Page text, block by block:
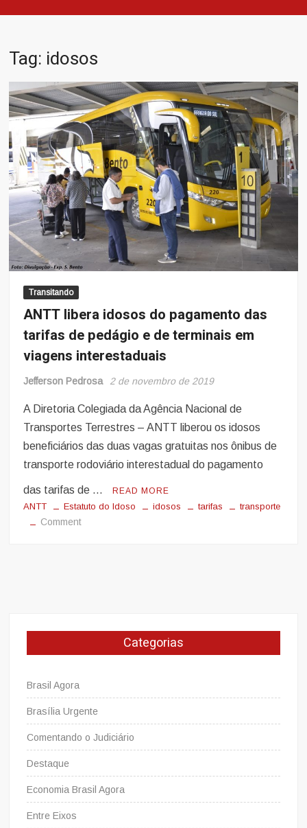
Tag: idosos
Transitando
ANTT libera idosos do pagamento das
tarifas de pedágio e de terminais em
viagens interestaduais
Jefferson Pedrosa 2 de novembro de 2019
A Diretoria Colegiada da Agência Nacional de
Transportes Terrestres – ANTT liberou os idosos
beneficiários das duas vagas gratuitas nos ônibus de
transporte rodoviário interestadual do pagamento
das tarifas de … READ MORE
ANTT Estatuto do Idoso idosos tarifas transporte
Commenton
tarifas
terminais
em
viagens
Categorias
Brasil Agora
Brasília Urgente
Comentando o Judiciário
Destaque
Economia Brasil Agora
Entre Eixos